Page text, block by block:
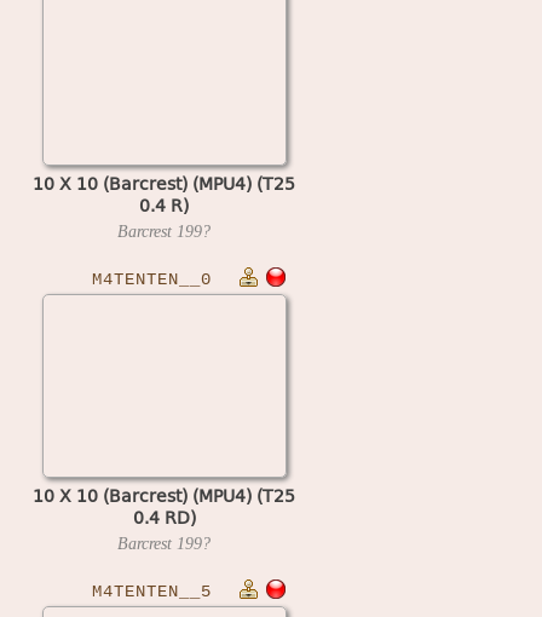
10 X 10 (Barcrest) (MPU4) (T25
0.4 R)
Barcrest 199?
M4TENTEN__0
10 X 10 (Barcrest) (MPU4) (T25
0.4 RD)
Barcrest 199?
M4TENTEN__5